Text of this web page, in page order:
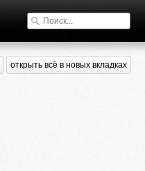
открыть всё в новых вкладках